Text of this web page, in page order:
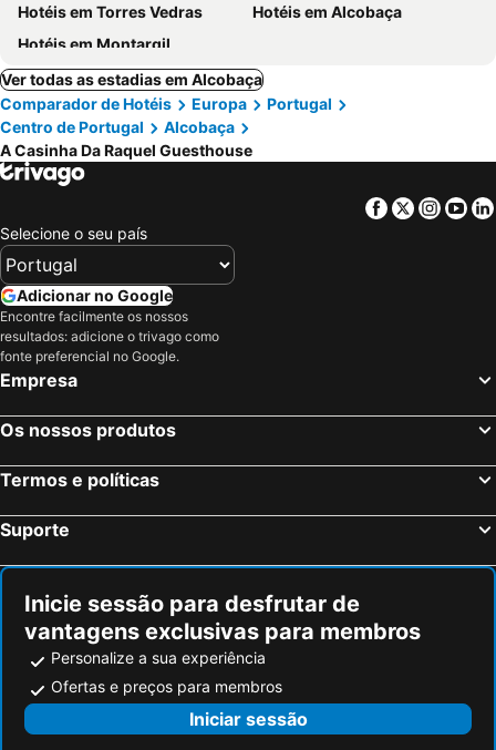
Hotéis em Torres Vedras
Hotéis em Alcobaça
Hotéis em Montargil
Ver todas as estadias em Alcobaça
Comparador de Hotéis
Europa
Portugal
Centro de Portugal
Alcobaça
A Casinha Da Raquel Guesthouse
Facebook
Twitter
Selecione o seu país
Adicionar no Google
Encontre facilmente os nossos
resultados: adicione o trivago como
fonte preferencial no Google.
Empresa
Os nossos produtos
Termos e políticas
Suporte
Inicie sessão para desfrutar de
vantagens exclusivas para membros
Personalize a sua experiência
Ofertas e preços para membros
Iniciar sessão